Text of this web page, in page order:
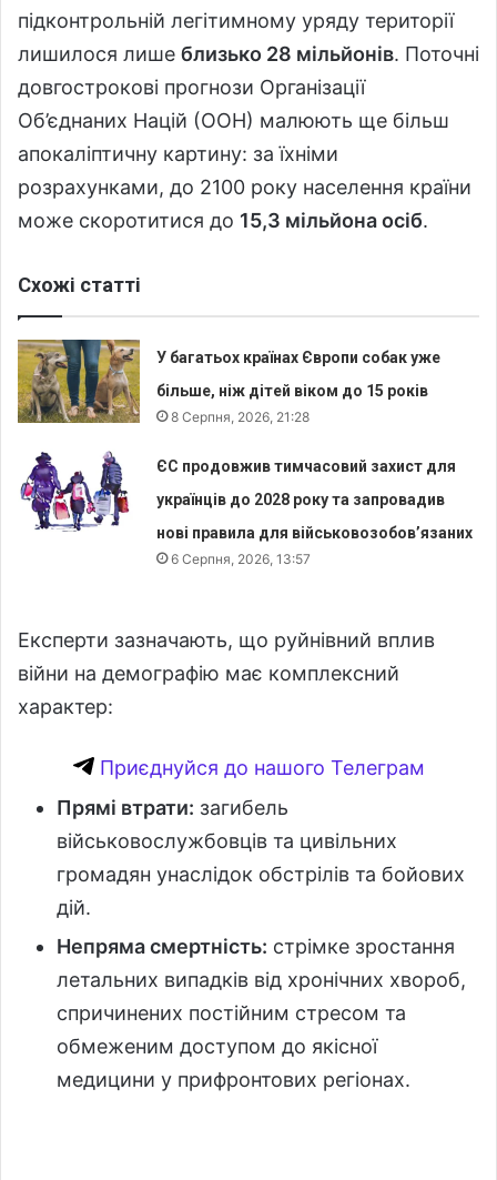
підконтрольній легітимному уряду території
лишилося лише близько 28 мільйонів. Поточні
довгострокові прогнози Організації
Об’єднаних Націй (ООН) малюють ще більш
апокаліптичну картину: за їхніми
розрахунками, до 2100 року населення країни
може скоротитися до 15,3 мільйона осіб.
Схожі статті
У багатьох країнах Європи собак уже
більше, ніж дітей віком до 15 років
8 Серпня, 2026, 21:28
ЄС продовжив тимчасовий захист для
українців до 2028 року та запровадив
нові правила для військовозобов’язаних
6 Серпня, 2026, 13:57
Експерти зазначають, що руйнівний вплив
війни на демографію має комплексний
характер:
Приєднуйся до нашого Телеграм
Прямі втрати: загибель
військовослужбовців та цивільних
громадян унаслідок обстрілів та бойових
дій.
Непряма смертність: стрімке зростання
летальних випадків від хронічних хвороб,
спричинених постійним стресом та
обмеженим доступом до якісної
медицини у прифронтових регіонах.